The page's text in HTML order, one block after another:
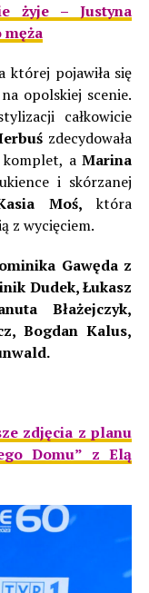
żyje – Justyna
męża
której pojawiła się
opolskiej scenie.
całkowicie
zdecydowała
komplet, aMarina
i skórzanej
Moś, która
z wycięciem.
Gawęda z
Dudek, Łukasz
Błażejczyk,
Bogdan Kalus,
zdjęcia z planu
Domu” z Elą